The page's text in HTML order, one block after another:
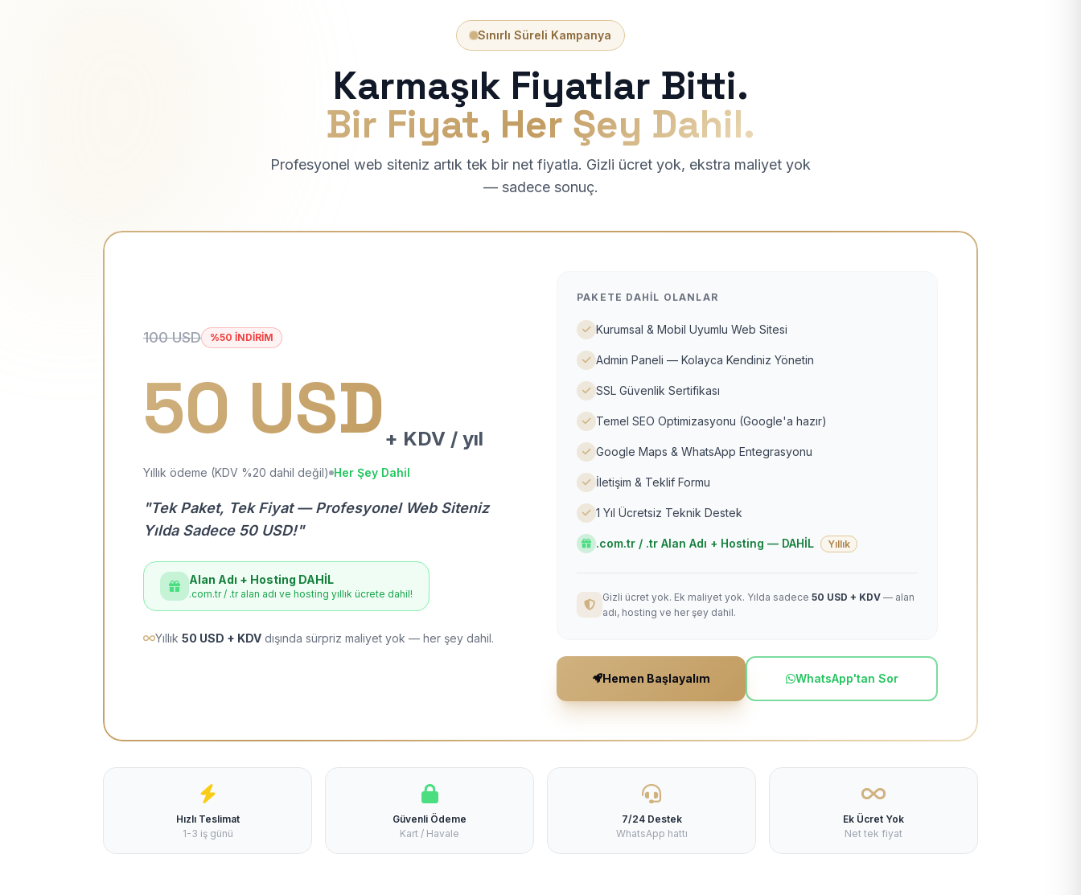
Sınırlı Süreli Kampanya
Karmaşık Fiyatlar Bitti.
Bir Fiyat, Her Şey Dahil.
Profesyonel web siteniz artık tek bir net fiyatla. Gizli ücret yok, ekstra maliyet yok
— sadece sonuç.
100 USD %50 İNDİRİM
50 USD + KDV / yıl
Yıllık ödeme (KDV %20 dahil değil) Her Şey Dahil
"Tek Paket, Tek Fiyat — Profesyonel Web Siteniz
Yılda Sadece 50 USD!"
Alan Adı + Hosting DAHİL
.com.tr / .tr alan adı ve hosting yıllık ücrete dahil!
Yıllık 50 USD + KDV dışında sürpriz maliyet yok — her şey dahil.
PAKETE DAHIL OLANLAR
Kurumsal & Mobil Uyumlu Web Sitesi
Admin Paneli — Kolayca Kendiniz Yönetin
SSL Güvenlik Sertifikası
Temel SEO Optimizasyonu (Google'a hazır)
Google Maps & WhatsApp Entegrasyonu
İletişim & Teklif Formu
1 Yıl Ücretsiz Teknik Destek
.com.tr / .tr Alan Adı + Hosting — DAHİL Yıllık
Gizli ücret yok. Ek maliyet yok. Yılda sadece 50 USD + KDV — alan
adı, hosting ve her şey dahil.
Hemen Başlayalım WhatsApp'tan Sor
Hızlı Teslimat
1-3 iş günü
Güvenli Ödeme
Kart / Havale
7/24 Destek
WhatsApp hattı
Ek Ücret Yok
Net tek fiyat